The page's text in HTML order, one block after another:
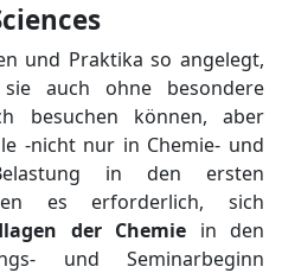
und Praktika so angelegt,
auch ohne besondere
besuchen können, aber
-nicht nur in Chemie- und
in den ersten
es erforderlich, sich
der Chemie in den
und Seminarbeginn